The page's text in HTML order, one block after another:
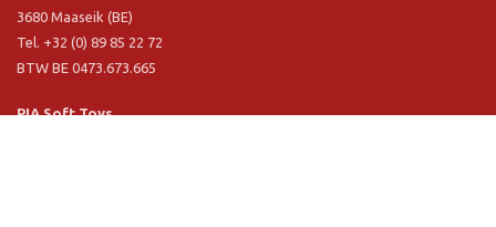
3680 Maaseik (BE)
Tel. +32 (0) 89 85 22 72
BTW BE 0473.673.665
PIA Soft Toys